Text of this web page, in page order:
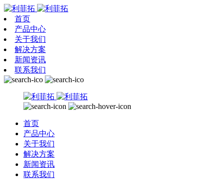
首页
产品中心
关于我们
解决方案
新闻资讯
联系我们
首页
产品中心
关于我们
解决方案
新闻资讯
联系我们